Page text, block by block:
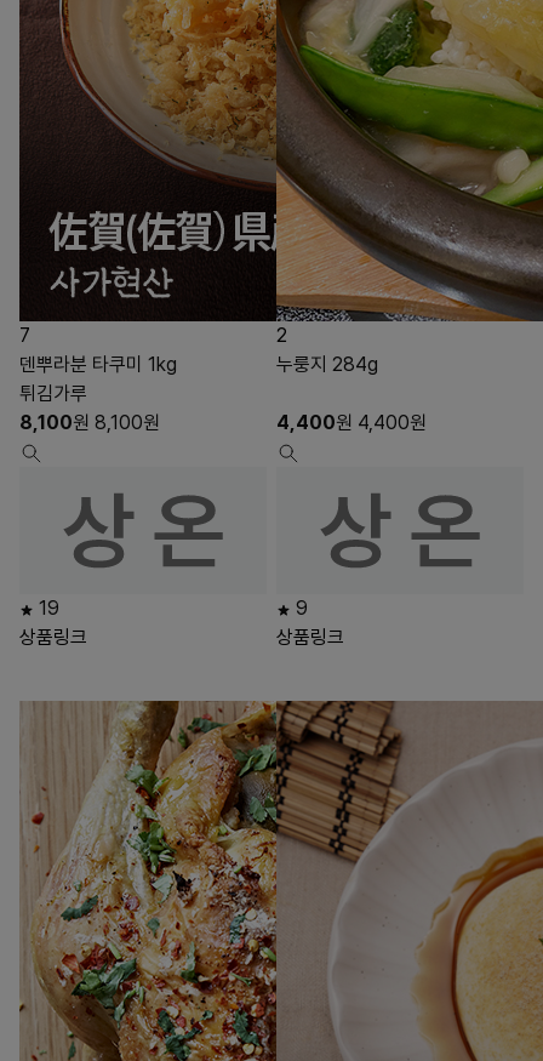
7
덴뿌라분 타쿠미 1kg
튀김가루
8,100원 8,100원
19
상품링크
2
누룽지 284g
4,400원 4,400원
9
상품링크